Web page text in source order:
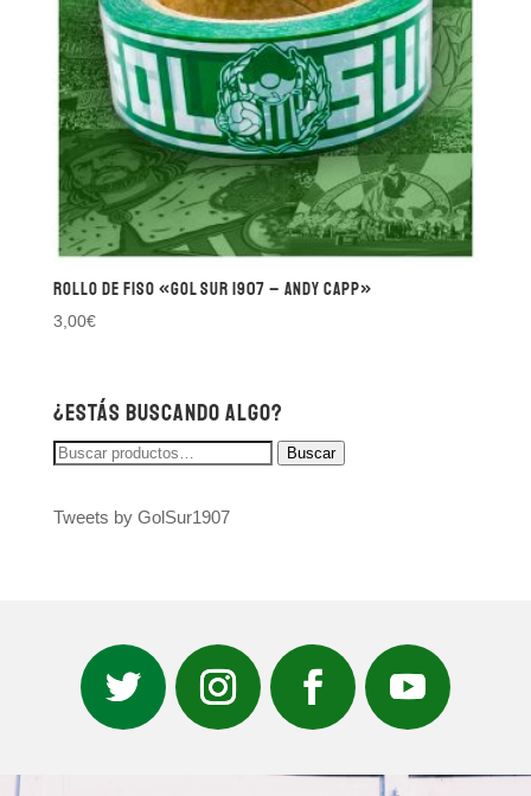
Rollo de fiso «Gol Sur 1907 – Andy Capp»
3,00€
¿Estás buscando algo?
Buscar
Buscar
Tweets by GolSur1907